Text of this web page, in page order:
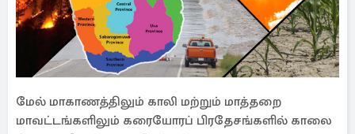
மேல் மாகாணத்திலும் காலி மற்றும் மாத்தறை
மாவட்டங்களிலும் கரையோரப் பிரதேசங்களில் காலை